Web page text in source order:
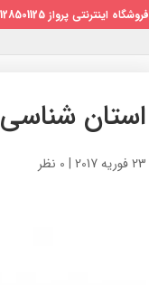
فروشگاه اینترنتی پرواز 09128501125 / 02122691010
استان شناسی
23 فوریه 2017 | 0 نظر